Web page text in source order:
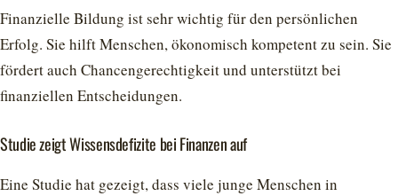
Finanzielle Bildung ist sehr wichtig für den persönlichen
Erfolg. Sie hilft Menschen, ökonomisch kompetent zu sein. Sie
fördert auch Chancengerechtigkeit und unterstützt bei
finanziellen Entscheidungen.
Studie zeigt Wissensdefizite bei Finanzen auf
Eine Studie hat gezeigt, dass viele junge Menschen in